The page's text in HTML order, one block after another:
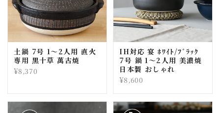
土鍋 7号 1〜2人用 直火
専用 黒十草 萬古焼
¥8,370
IH対応 宴 ﾎﾜｲﾄ/ﾌﾞﾗｯｸ
7号 鍋 1〜2人用 美濃焼
日本製 おしゃれ
¥8,600